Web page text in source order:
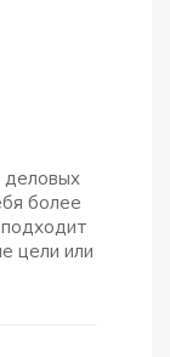
деловых
более
цели или